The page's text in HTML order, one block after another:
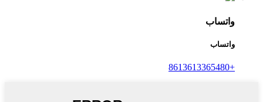
واتساب
واتساب
+8613613365480